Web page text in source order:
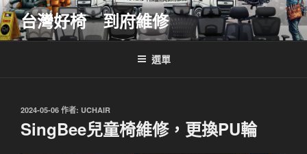
跳
至
主
台灣好椅 到府維修
選單
發
佈
於
2024-05-06 作者: UCHAIR
SingBee兒童椅維修，更換PU輪